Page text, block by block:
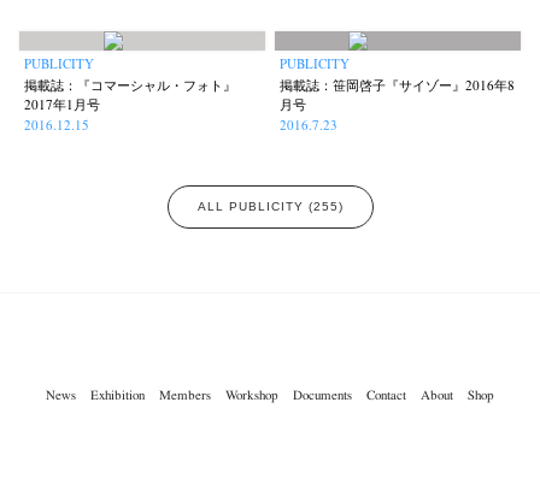
PUBLICITY
掲載誌：『コマーシャル・フォト』
2017年1月号
2016.12.15
PUBLICITY
掲載誌：笹岡啓子『サイゾー』2016年8
月号
2016.7.23
ALL PUBLICITY (255)
News Exhibition Members Workshop Documents Contact About Shop